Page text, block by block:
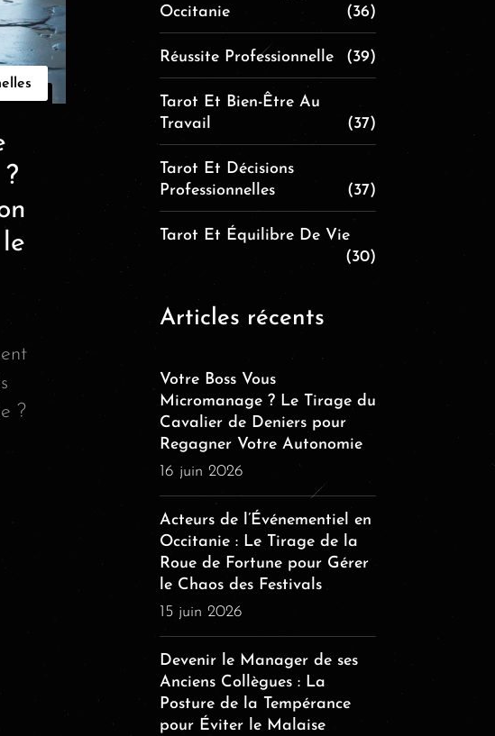
?
Occitanie
(36)
Réussite Professionnelle (39)
Tarot Et Bien-Être Au
Travail
(37)
Tarot Et Décisions
Professionnelles
(37)
Tarot Et Équilibre De Vie
(30)
Articles récents
Votre Boss Vous
Micromanage ? Le Tirage du
Cavalier de Deniers pour
Regagner Votre Autonomie
16 juin 2026
Acteurs de l’Événementiel en
Occitanie : Le Tirage de la
Roue de Fortune pour Gérer
le Chaos des Festivals
15 juin 2026
Devenir le Manager de ses
Anciens Collègues : La
Posture de la Tempérance
pour Éviter le Malaise